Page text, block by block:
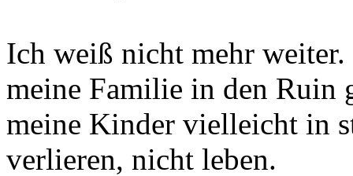
Ich weiß nicht mehr
meine Familie in den Ruin
meine Kinder vielleicht in
verlieren, nicht leben.